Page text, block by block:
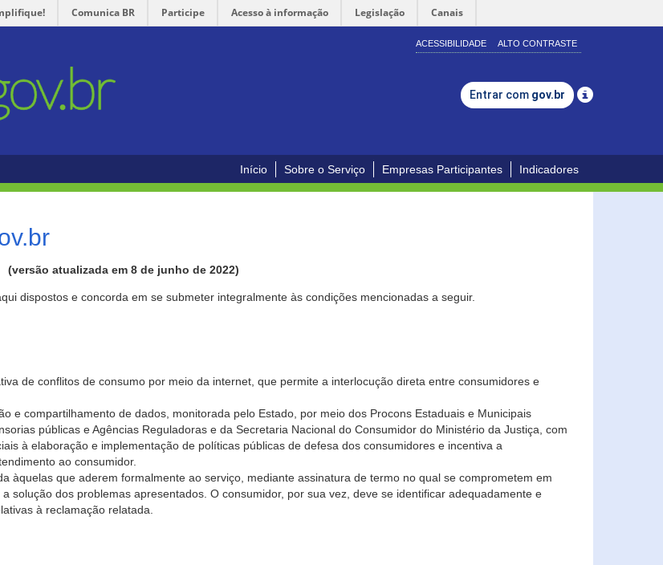
Comunica BR Participe Acesso à informação Legislação Canais
ACESSIBILIDADE ALTO CONTRASTE
Entrar com gov.br
Início Sobre o Serviço Empresas Participantes Indicadores
(versão atualizada em 8 de junho de 2022)
dispostos e concorda em se submeter integralmente às condições mencionadas a seguir.
de conflitos de consumo por meio da internet, que permite a interlocução direta entre consumidores e
e compartilhamento de dados, monitorada pelo Estado, por meio dos Procons Estaduais e Municipais
públicas e Agências Reguladoras e da Secretaria Nacional do Consumidor do Ministério da Justiça, com
à elaboração e implementação de políticas públicas de defesa dos consumidores e incentiva a
ao consumidor.
àquelas que aderem formalmente ao serviço, mediante assinatura de termo no qual se comprometem em
solução dos problemas apresentados. O consumidor, por sua vez, deve se identificar adequadamente e
à reclamação relatada.